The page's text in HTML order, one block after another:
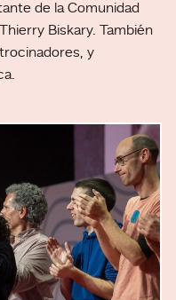
de la Comunidad
Biskary. También
y